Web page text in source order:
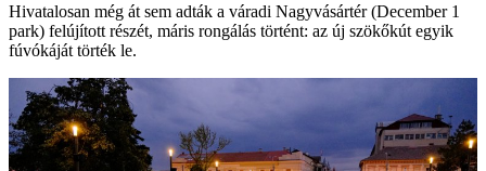
Hivatalosan még át sem adták a váradi Nagyvásártér (December 1
park) felújított részét, máris rongálás történt: az új szökőkút egyik
fúvókáját törték le.